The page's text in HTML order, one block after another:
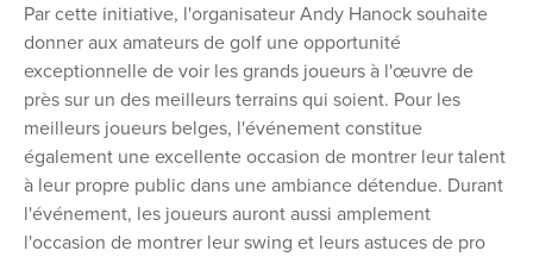
Par cette initiative, l'organisateur Andy Hanock souhaite
donner aux amateurs de golf une opportunité
exceptionnelle de voir les grands joueurs à l'œuvre de
près sur un des meilleurs terrains qui soient. Pour les
meilleurs joueurs belges, l'événement constitue
également une excellente occasion de montrer leur talent
à leur propre public dans une ambiance détendue. Durant
l'événement, les joueurs auront aussi amplement
l'occasion de montrer leur swing et leurs astuces de pro